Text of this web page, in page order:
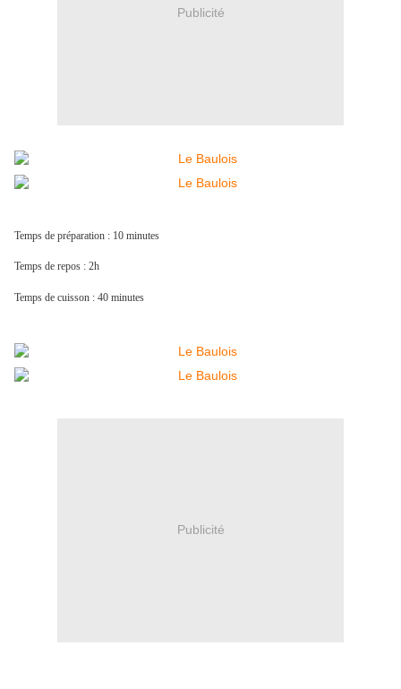
Publicité
Temps de préparation : 10 minutes
Temps de repos : 2h
Temps de cuisson : 40 minutes
Publicité